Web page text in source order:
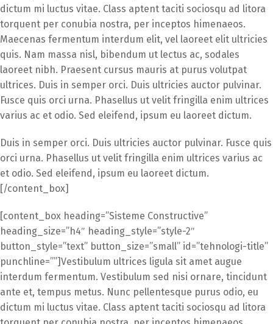
dictum mi luctus vitae. Class aptent taciti sociosqu ad litora
torquent per conubia nostra, per inceptos himenaeos.
Maecenas fermentum interdum elit, vel laoreet elit ultricies
quis. Nam massa nisl, bibendum ut lectus ac, sodales
laoreet nibh. Praesent cursus mauris at purus volutpat
ultrices. Duis in semper orci. Duis ultricies auctor pulvinar.
Fusce quis orci urna. Phasellus ut velit fringilla enim ultrices
varius ac et odio. Sed eleifend, ipsum eu laoreet dictum.
Duis in semper orci. Duis ultricies auctor pulvinar. Fusce quis
orci urna. Phasellus ut velit fringilla enim ultrices varius ac
et odio. Sed eleifend, ipsum eu laoreet dictum.
[/content_box]
[content_box heading=”Sisteme Constructive”
heading_size=”h4″ heading_style=”style-2″
button_style=”text” button_size=”small” id=”tehnologi-title”
punchline=””]Vestibulum ultrices ligula sit amet augue
interdum fermentum. Vestibulum sed nisi ornare, tincidunt
ante et, tempus metus. Nunc pellentesque purus odio, eu
dictum mi luctus vitae. Class aptent taciti sociosqu ad litora